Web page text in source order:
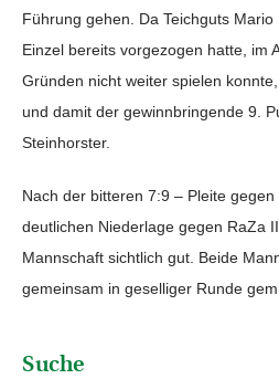
Führung gehen. Da Teichguts
Einzel bereits vorgezogen hatte, im
Gründen nicht weiter spielen
und damit der gewinnbringende 9.
Steinhorster.
Nach der bitteren 7:9 – Pleite
deutlichen Niederlage gegen RaZa
Mannschaft sichtlich gut. Beide
gemeinsam in geselliger Runde
Suche